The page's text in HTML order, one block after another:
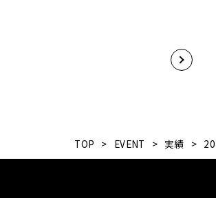
TOP > EVENT > 実績 >